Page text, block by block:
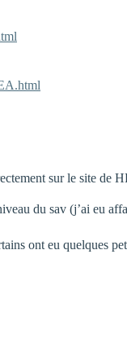
sur le site de
du sav (j’ai eu
ont eu quelques